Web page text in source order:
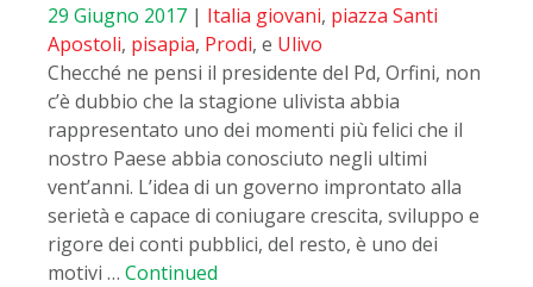
29 Giugno 2017 | Italia giovani, piazza Santi
Apostoli, pisapia, Prodi, e Ulivo
Checché ne pensi il presidente del Pd, Orfini, non
c’è dubbio che la stagione ulivista abbia
rappresentato uno dei momenti più felici che il
nostro Paese abbia conosciuto negli ultimi
vent’anni. L’idea di un governo improntato alla
serietà e capace di coniugare crescita, sviluppo e
rigore dei conti pubblici, del resto, è uno dei
motivi … Continued